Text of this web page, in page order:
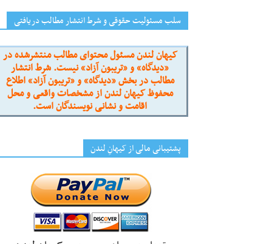
سلب مسئولیت حقوقی و شرط انتشار مطالب دریافتی
کیهان لندن مسئول محتوای مطالب منتشرشده در
«دیدگاه» و «تریبون آزاد» نیست. شرط انتشار
مطالب در بخش «دیدگاه» و «تریبون آزاد» اطلاع
محفوظ کیهان لندن از مشخصات واقعی و محل
اقامت و نشانی نویسندگان است.
پشتیبانی مالی از کیهانِ لندن